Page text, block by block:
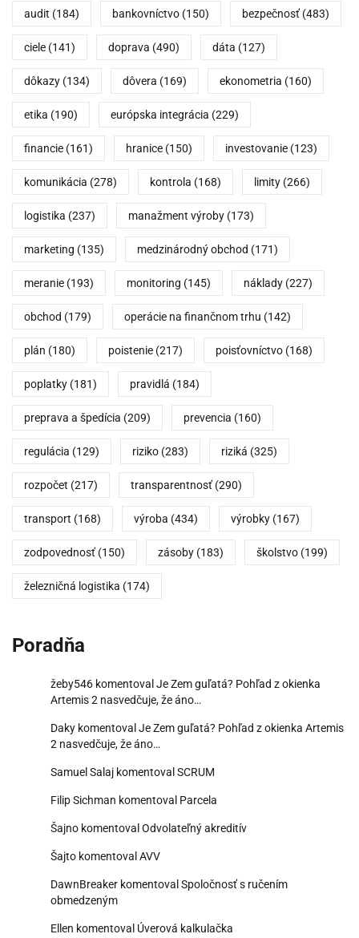
audit (184) bankovníctvo (150) bezpečnosť (483)
ciele (141) doprava (490) dáta (127)
dôkazy (134) dôvera (169) ekonometria (160)
etika (190) európska integrácia (229)
financie (161) hranice (150) investovanie (123)
komunikácia (278) kontrola (168) limity (266)
logistika (237) manažment výroby (173)
marketing (135) medzinárodný obchod (171)
meranie (193) monitoring (145) náklady (227)
obchod (179) operácie na finančnom trhu (142)
plán (180) poistenie (217) poisťovníctvo (168)
poplatky (181) pravidlá (184)
preprava a špedícia (209) prevencia (160)
regulácia (129) riziko (283) riziká (325)
rozpočet (217) transparentnosť (290)
transport (168) výroba (434) výrobky (167)
zodpovednosť (150) zásoby (183) školstvo (199)
železničná logistika (174)
Poradňa
žeby546 komentoval Je Zem guľatá? Pohľad z okienka
Artemis 2 nasvedčuje, že áno…
Daky komentoval Je Zem guľatá? Pohľad z okienka Artemis
2 nasvedčuje, že áno…
Samuel Salaj komentoval SCRUM
Filip Sichman komentoval Parcela
Šajno komentoval Odvolateľný akreditív
Šajto komentoval AVV
DawnBreaker komentoval Spoločnosť s ručením
obmedzeným
Ellen komentoval Úverová kalkulačka